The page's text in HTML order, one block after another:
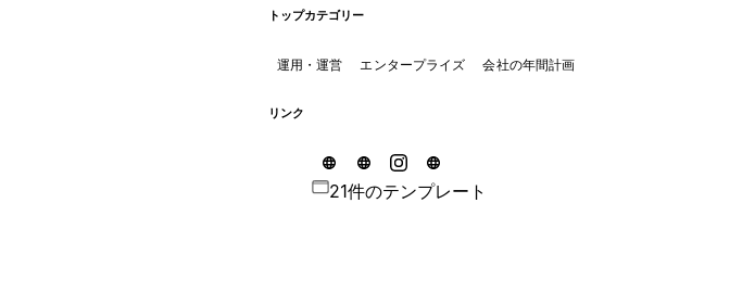
トップカテゴリー
運用・運営 エンタープライズ 会社の年間計画
リンク
21件のテンプレート